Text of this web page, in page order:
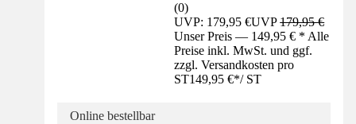
(0)
UVP: 179,95 €UVP179,95 €
Unser Preis — 149,95 € * Alle
Preise inkl. MwSt. und ggf.
zzgl. Versandkosten pro
ST149,95 €*/ ST
Online bestellbar